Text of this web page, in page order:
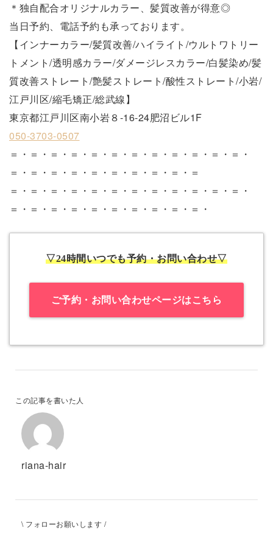
＊独自配合オリジナルカラー、髪質改善が得意◎
当日予約、電話予約も承っております。
【インナーカラー/髪質改善/ハイライト/ウルトワトリー
トメント/透明感カラー/ダメージレスカラー/白髪染め/髪
質改善ストレート/艶髪ストレート/酸性ストレート/小岩/
江戸川区/縮毛矯正/総武線】
東京都江戸川区南小岩８-16-24肥沼ビル1F
050-3703-0507
＝・＝・＝・＝・＝・＝・＝・＝・＝・＝・＝・＝・
＝・＝・＝・＝・＝・＝・＝・＝・＝・＝
＝・＝・＝・＝・＝・＝・＝・＝・＝・＝・＝・＝・
＝・＝・＝・＝・＝・＝・＝・＝・＝・＝・
▽24時間いつでも予約・お問い合わせ▽
ご予約・お問い合わせページはこちら
この記事を書いた人
riana-hair
\ フォローお願いします /